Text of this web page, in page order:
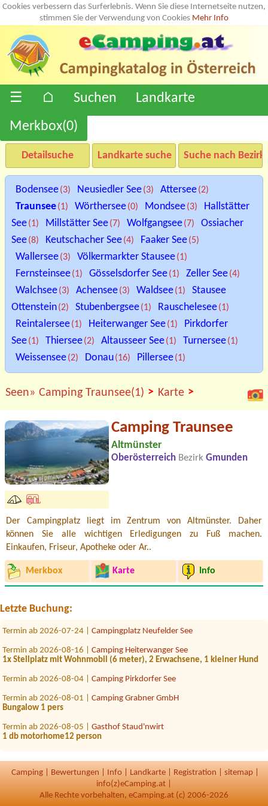
Cookies verbessern das Surferlebnis. Wenn Sie diese Internetseite nutzen,
stimmen Sie der Verwendung von Cookies Mehr Info
☰ ⌂ Suchen
Landkarte
Merkbox(0)
Detailsuche Landkarte suche Suche nach
Bodensee(3) Neusiedler See(3) Attersee(2)
Traunsee(1) Wörthersee(0) Mondsee(3)
Hallstätter
See(1) Millstätter See(7) Wolfgangsee(7)
Ossiacher
See(8) Keutschacher See(4) Faaker See(5)
Wallersee(3) Völkermarkter Stausee(1)
Fernsteinsee(1) Gösselsdorfer See(1) Zeller See(4)
Walchsee(3) Achensee(3) Waldsee(1)
Stausee
Ottenstein(2) Stubenbergsee(1) Rauschelesee(1)
Reintalersee(1) Heiterwanger See(1)
Pirkdorfer
See(1) Thiersee(2) Altausseer See(1) Turnersee(1)
Weissensee(2) Donau(16) Pillersee(1)
Seen» Camping Traunsee(1) > Karte >
Camping Traunsee
Altmünster
Oberösterreich Bezirk Gmunden
Der Campingplatz liegt im Zentrum von Altmünster. Daher
können Sie alle wichtigen Erledigungen zu Fuß machen.
Einkaufen, Friseur, Apotheke oder Ar..
Merkbox Karte Info
Letzte Buchung:
Termin ab 2026-07-26 |
Strandcafé Leimüller Camping
1 Zelt, 2 Erwachsene, 2 Kinder
1 x Stellplatz 1 Persom
Termin ab 2026-07-24 | Campingplatz Neufelder See
Termin ab 2026-08-16 | Camping Heiterwanger See
1x Stellplatz mit Wohnmobil (6 meter), 2 Erwachsene, 1 kleiner Hund
Termin ab 2026-08-04 | Camping Pirkdorfer See
Termin ab 2026-08-01 | Camping Grabner GmbH
Bungalow 1 pers
Termin ab 2026-08-05 | Gasthof Staud'nwirt
1 db motorhome12 person
Camping Schloss Aigen
1 tent, 1 person
Camping Bewertungen Info Landkarte Registration sitemap
info(z)eCamping.at |
Alle Rechte vorbehalten, eCamping.at (c) 2006-2026